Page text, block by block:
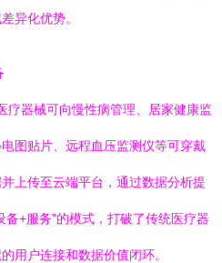
异化优势。
疗器械可向慢性病管理、居家健康监
图贴片、远程血压监测仪等可穿戴
上传至云端平台，通过数据分析提
+服务”的模式，打破了传统医疗器
用户连接和数据价值闭环。